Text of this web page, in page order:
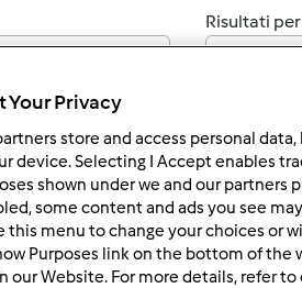
Risultati
- 12:46
Affianco al mio vetusto TM
Your Privacy
store and access personal
device. Selecting I Accept enables
shown under we and our partners
some content and ads you see
this menu to change your choices or
Purposes link on the bottom of the
our Website. For more details, refer to